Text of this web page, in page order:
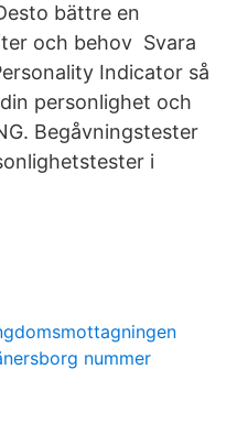
bättre en
och behov Svara
Indicator så
personlighet och
Begåvningstester
i
nummer